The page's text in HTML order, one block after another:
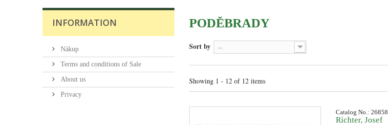
INFORMATION
Nákup
Terms and conditions of Sale
About us
Privacy
PODĚBRADY
Sort by --
Showing 1 - 12 of 12 items
Catalog No.: 26858
Richter, Josef